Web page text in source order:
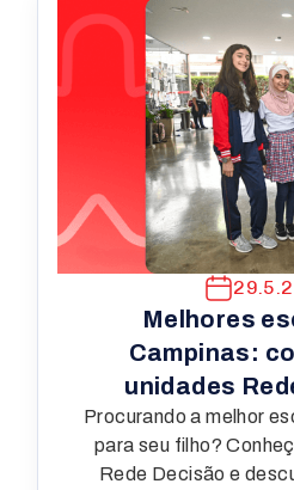
Melhores
Campinas:
unidades
Procurando a melhor
para seu filho?
Rede Decisão e